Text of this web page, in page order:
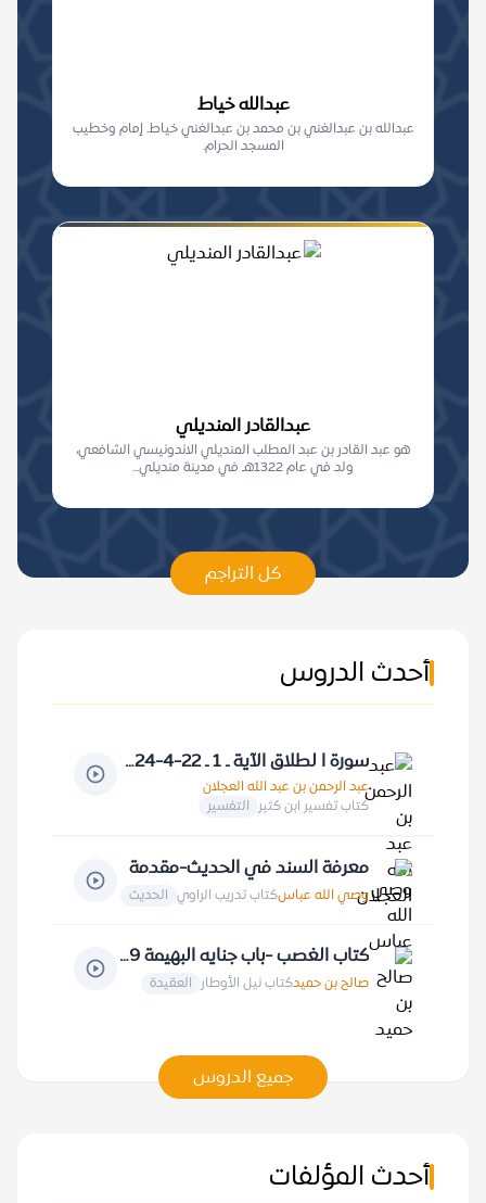
عبدالله خياط
عبدالله بن عبدالغني بن محمد بن عبدالغني خياط. إمام وخطيب
المسجد الحرام.
عبدالقادر المنديلي
هو عبد القادر بن عبد المطلب المنديلي الاندونيسي الشافعي،
ولد في عام 1322هـ في مدينة منديلي...
كل التراجم
أحدث الدروس
سورة ا لطلاق الآية ـ 1 ـ 22-4-1424 هـ
عبد الرحمن بن عبد الله العجلان
كتاب تفسير ابن كثير التفسير
معرفة السند في الحديث-مقدمة
وصي الله عباسكتاب تدريب الراوي الحديث
كتاب الغصب -باب جنايه البهيمة 29-6-1414 هـ
صالح بن حميدكتاب نيل الأوطار العقيدة
جميع الدروس
أحدث المؤلفات